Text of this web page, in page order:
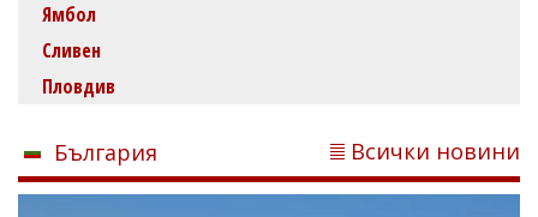
Ямбол
Сливен
Пловдив
България Всички новини